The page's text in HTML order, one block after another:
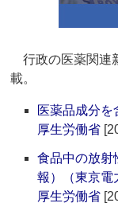
行政の医薬関連
載。
医薬品成分を
厚生労働省
食品中の放射
報）（東京電
厚生労働省